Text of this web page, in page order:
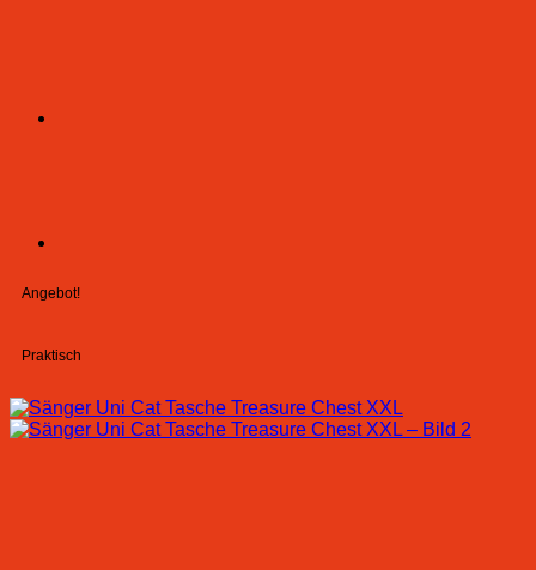
Angebot!
Praktisch